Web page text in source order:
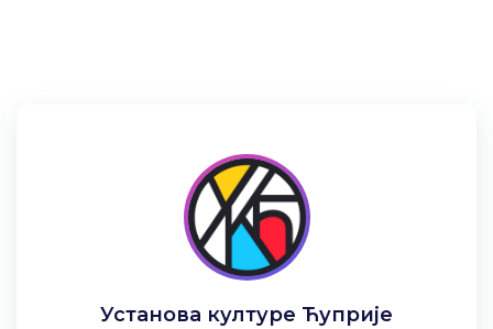
Установа културе Ћуприје